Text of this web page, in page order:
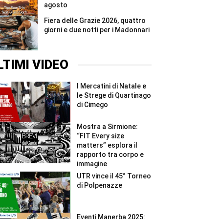
agosto
Fiera delle Grazie 2026, quattro
giorni e due notti per i Madonnari
VIDEO
I Mercatini di Natale e
le Strege di Quartinago
di Cimego
Mostra a Sirmione:
“FIT Every size
matters” esplora il
rapporto tra corpo e
immagine
UTR vince il 45° Torneo
di Polpenazze
Eventi Manerba 2025: